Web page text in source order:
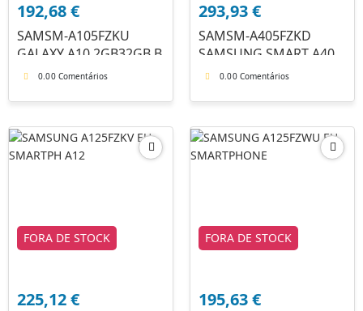
192,68€
SAMSM-A105FZKU
GALAXY A10 2GB32GB B
0.00 Comentários
293,93€
SAMSM-A405FZKD
SAMSUNG SMART A40
4G
0.00 Comentários
FORA DE STOCK
225,12€
FORA DE STOCK
195,63€